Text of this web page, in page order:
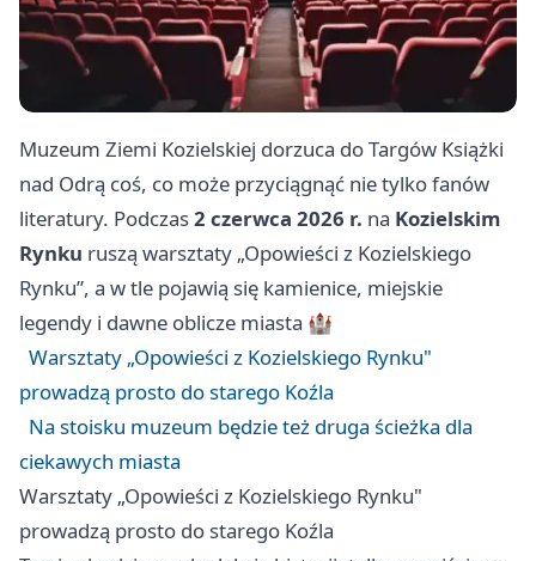
Muzeum Ziemi Kozielskiej dorzuca do Targów Książki
nad Odrą coś, co może przyciągnąć nie tylko fanów
literatury. Podczas2 czerwca 2026 r. na Kozielskim
Rynku ruszą warsztaty „Opowieści z Kozielskiego
Rynku”, a w tle pojawią się kamienice, miejskie
legendy i dawne oblicze miasta 🏰
Warsztaty „Opowieści z Kozielskiego Rynku"
prowadzą prosto do starego Koźla
Na stoisku muzeum będzie też druga ścieżka dla
ciekawych miasta
Warsztaty „Opowieści z Kozielskiego Rynku"
prowadzą prosto do starego Koźla